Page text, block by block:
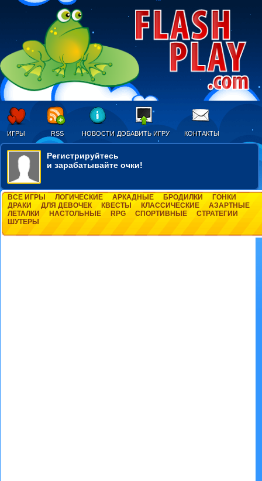
ИГРЫ RSS НОВОСТИ ДОБАВИТЬ ИГРУ КОНТАКТЫ
Регистрируйтесь
и зарабатывайте очки!
ВСЕ ИГРЫ ЛОГИЧЕСКИЕ АРКАДНЫЕ БРОДИЛКИ
ГОНКИ
ДРАКИ
ДЛЯ ДЕВОЧЕК КВЕСТЫ КЛАССИЧЕСКИЕ
АЗАРТНЫЕ
ЛЕТАЛКИ
НАСТОЛЬНЫЕ RPG СПОРТИВНЫЕ
СТРАТЕГИИ
ШУТЕРЫ